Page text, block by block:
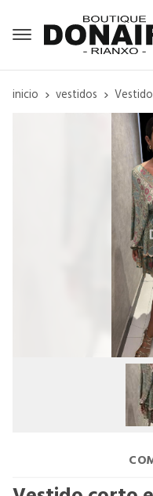
inicio vestidos